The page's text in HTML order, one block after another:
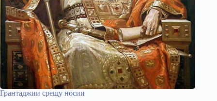
Грантаджии срещу носии